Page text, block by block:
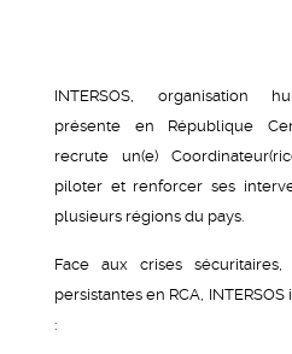
INTERSOS, organisation
présente en République
recrute un(e)
piloter et renforcer ses
plusieurs régions du pays.
Face aux crises
persistantes en RCA,
: